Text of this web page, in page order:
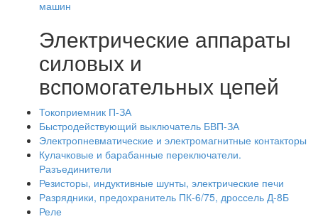
машин
Электрические аппараты
силовых и
вспомогательных цепей
Токоприемник П-ЗА
Быстродействующий выключатель БВП-ЗА
Электропневматические и электромагнитные контакторы
Кулачковые и барабанные переключатели.
Разъединители
Резисторы, индуктивные шунты, электрические печи
Разрядники, предохранитель ПК-6/75, дроссель Д-8Б
Реле